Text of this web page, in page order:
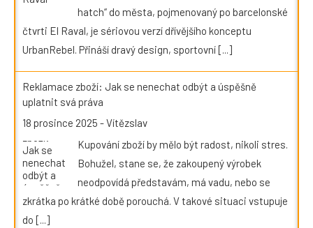
hatch“ do města, pojmenovaný po barcelonské
čtvrti El Raval, je sériovou verzí dřívějšího konceptu
UrbanRebel. Přináší dravý design, sportovní[...]
Reklamace zboží: Jak se nenechat odbýt a úspěšně
uplatnit svá práva
18 prosince 2025 -Vítězslav
Kupování zboží by mělo být radost, nikoli stres.
Bohužel, stane se, že zakoupený výrobek
neodpovídá představám, má vadu, nebo se
zkrátka po krátké době porouchá. V takové situaci vstupuje
do [...]